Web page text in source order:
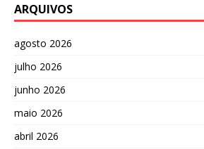
ARQUIVOS
agosto 2026
julho 2026
junho 2026
maio 2026
abril 2026